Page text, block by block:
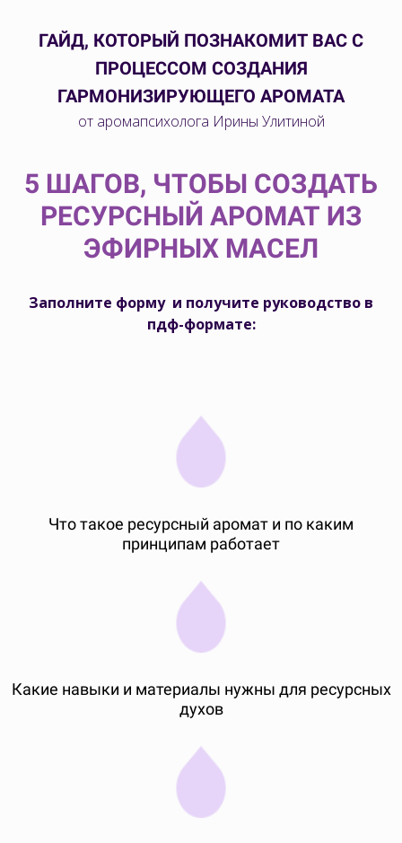
ГАЙД, КОТОРЫЙ ПОЗНАКОМИТ ВАС С
ПРОЦЕССОМ СОЗДАНИЯ
ГАРМОНИЗИРУЮЩЕГО АРОМАТА
от аромапсихолога Ирины Улитиной
5 ШАГОВ, ЧТОБЫ СОЗДАТЬ
РЕСУРСНЫЙ АРОМАТ ИЗ
ЭФИРНЫХ МАСЕЛ
Заполните форму и получите руководство в
пдф-формате:
Что такое ресурсный аромат и по каким
принципам работает
Какие навыки и материалы нужны для ресурсных
духов